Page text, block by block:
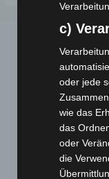
c)
oder jede
wie das
das
oder
die